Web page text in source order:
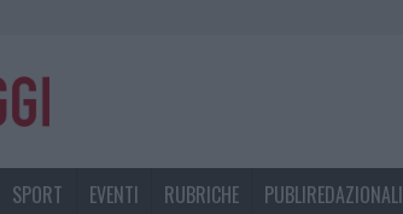
SPORT EVENTI RUBRICHE PUBLIREDAZIONALI